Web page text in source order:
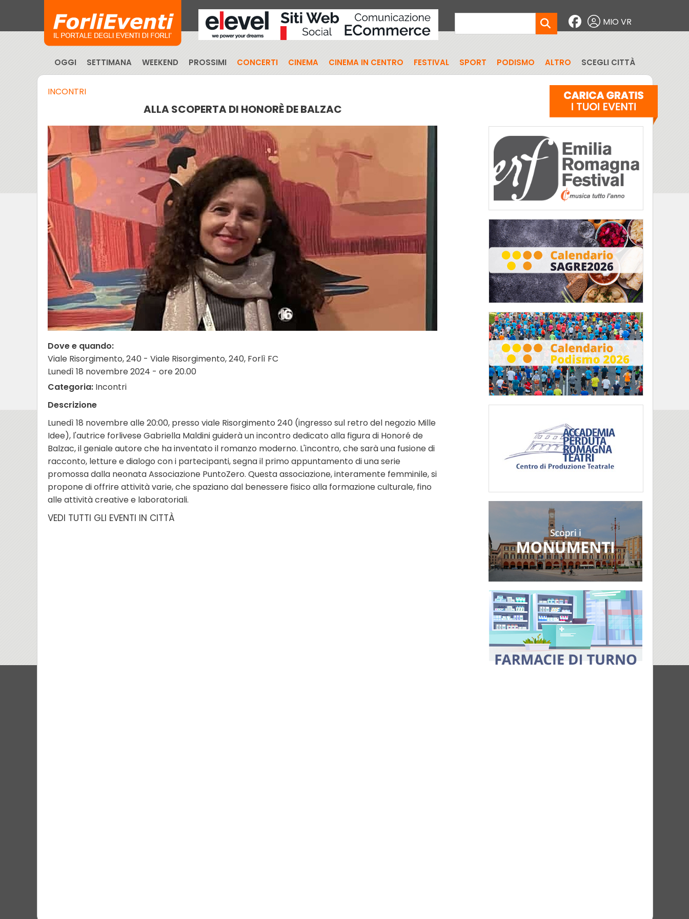
MIO VR
OGGI SETTIMANA WEEKEND PROSSIMI CONCERTI CINEMA CINEMA IN CENTRO FESTIVAL SPORT PODISMO ALTRO SCEGLI CITTÀ
INCONTRI
ALLA SCOPERTA DI HONORÈ DE BALZAC
Dove e quando:
Viale Risorgimento, 240 - Viale Risorgimento, 240, Forlì FC
Lunedì 18 novembre 2024 - ore 20.00
Categoria: Incontri
Descrizione
Lunedì 18 novembre alle 20:00, presso viale Risorgimento 240 (ingresso sul retro del negozio Mille
Idee), l'autrice forlivese Gabriella Maldini guiderà un incontro dedicato alla figura di Honoré de
Balzac, il geniale autore che ha inventato il romanzo moderno. L'incontro, che sarà una fusione di
racconto, letture e dialogo con i partecipanti, segna il primo appuntamento di una serie
promossa dalla neonata Associazione PuntoZero. Questa associazione, interamente femminile, si
propone di offrire attività varie, che spaziano dal benessere fisico alla formazione culturale, fino
alle attività creative e laboratoriali.
VEDI TUTTI GLI EVENTI IN CITTÀ